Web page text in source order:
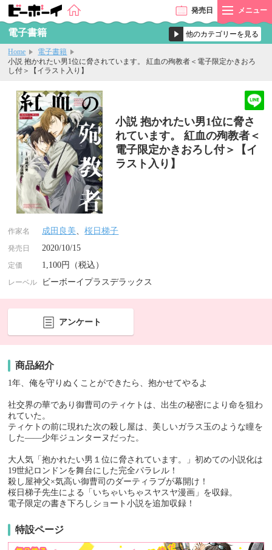
発売日 メニュー
電子書籍
Home
電子書籍
小説 抱かれたい男1位に脅されています。 紅血の殉教者＜電子限定かきおろ
し付＞【イラスト入り】
小説 抱かれたい男1位に脅さ
れています。 紅血の殉教者＜
電子限定かきおろし付＞【イ
ラスト入り】
作家名 成田良美、桜日梯子
発売日 2020/10/15
定価 1,100円（税込）
レーベル ビーボーイプラスデラックス
アンケート
商品紹介
1年、俺を守りぬくことができたら、抱かせてやるよ
社交界の華であり御曹司のティケトは、出生の秘密により命を狙わ
れていた。
ティケトの前に現れた次の殺し屋は、美しいガラス玉のような瞳を
した――少年ジュンターヌだった。
大人気「抱かれたい男１位に脅されています。」初めての小説化は
19世紀ロンドンを舞台にした完全パラレル！
殺し屋神父×気高い御曹司のダーティラブが幕開け！
桜日梯子先生による「いちゃいちゃスヤスヤ漫画」を収録。
電子限定の書き下ろしショート小説を追加収録！
特設ページ